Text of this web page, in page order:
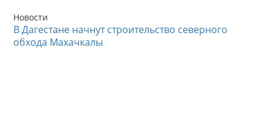
Новости
В Дагестане начнут строительство северного
обхода Махачкалы